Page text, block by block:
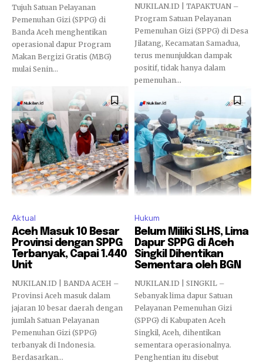
Tujuh Satuan Pelayanan
Pemenuhan Gizi (SPPG) di
Banda Aceh menghentikan
operasional dapur Program
Makan Bergizi Gratis (MBG)
mulai Senin...
NUKILAN.ID | TAPAKTUAN –
Program Satuan Pelayanan
Pemenuhan Gizi (SPPG) di Desa
Jilatang, Kecamatan Samadua,
terus menunjukkan dampak
positif, tidak hanya dalam
pemenuhan...
Aktual
Aceh Masuk 10 Besar
Provinsi dengan SPPG
Terbanyak, Capai 1.440
Unit
NUKILAN.ID | BANDA ACEH –
Provinsi Aceh masuk dalam
jajaran 10 besar daerah dengan
jumlah Satuan Pelayanan
Pemenuhan Gizi (SPPG)
terbanyak di Indonesia.
Berdasarkan...
Hukum
Belum Miliki SLHS, Lima
Dapur SPPG di Aceh
Singkil Dihentikan
Sementara oleh BGN
NUKILAN.ID | SINGKIL –
Sebanyak lima dapur Satuan
Pelayanan Pemenuhan Gizi
(SPPG) di Kabupaten Aceh
Singkil, Aceh, dihentikan
sementara operasionalnya.
Penghentian itu disebut